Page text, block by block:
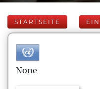
STARTSEITE
None